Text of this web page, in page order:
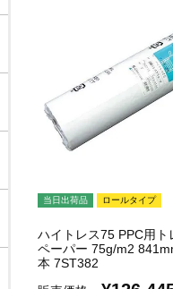
当日出荷品 ロールタイプ
ハイトレス75 PPC用ト
ペーパー 75g/m2
本 7ST382